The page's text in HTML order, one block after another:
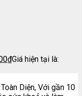
₫Giá hiện tại là:
Diện, Với gần 10